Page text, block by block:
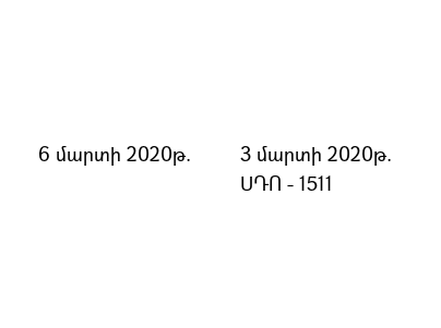
6 մարտի 2020թ.
3 մարտի 2020թ.
ՍԴՈ - 1511